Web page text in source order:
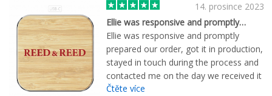
14. prosince 2023
Ellie was responsive and promptly…
Ellie was responsive and promptly
prepared our order, got it in production,
stayed in touch during the process and
contacted me on the day we received it
to make sure it was correct and we
Čtěte více